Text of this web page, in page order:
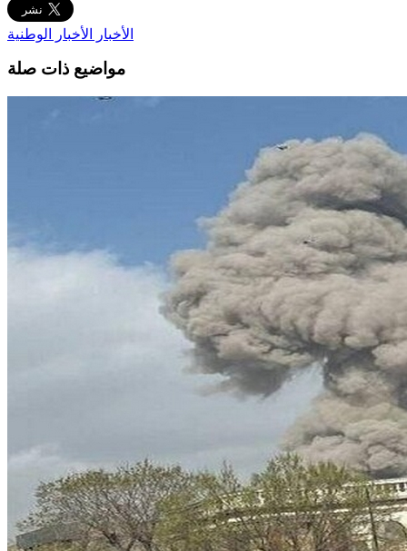
الأخبار الأخبار الوطنية
مواضيع ذات صلة